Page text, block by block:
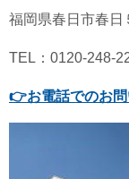
福岡県春日市春日
TEL：0120-248-
👉お電話でのお